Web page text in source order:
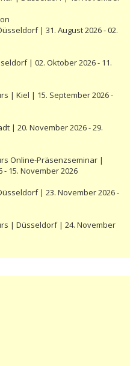
| 31. August 2026 - 02.
| 02. Oktober 2026 - 11.
| Kiel | 15. September 2026 -
| 20. November 2026 - 29.
Online-Präsenzseminar |
15. November 2026
| 23. November 2026 -
| Düsseldorf | 24. November